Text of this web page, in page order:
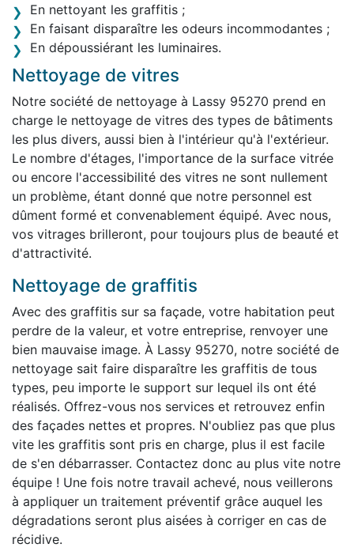
En nettoyant les graffitis ;
En faisant disparaître les odeurs incommodantes ;
En dépoussiérant les luminaires.
Nettoyage de vitres
Notre société de nettoyage à Lassy 95270 prend en
charge le nettoyage de vitres des types de bâtiments
les plus divers, aussi bien à l'intérieur qu'à l'extérieur.
Le nombre d'étages, l'importance de la surface vitrée
ou encore l'accessibilité des vitres ne sont nullement
un problème, étant donné que notre personnel est
dûment formé et convenablement équipé. Avec nous,
vos vitrages brilleront, pour toujours plus de beauté et
d'attractivité.
Nettoyage de graffitis
Avec des graffitis sur sa façade, votre habitation peut
perdre de la valeur, et votre entreprise, renvoyer une
bien mauvaise image. À Lassy 95270, notre société de
nettoyage sait faire disparaître les graffitis de tous
types, peu importe le support sur lequel ils ont été
réalisés. Offrez-vous nos services et retrouvez enfin
des façades nettes et propres. N'oubliez pas que plus
vite les graffitis sont pris en charge, plus il est facile
de s'en débarrasser. Contactez donc au plus vite notre
équipe ! Une fois notre travail achevé, nous veillerons
à appliquer un traitement préventif grâce auquel les
dégradations seront plus aisées à corriger en cas de
récidive.